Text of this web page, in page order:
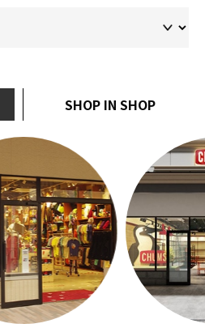
SHOP IN SHOP